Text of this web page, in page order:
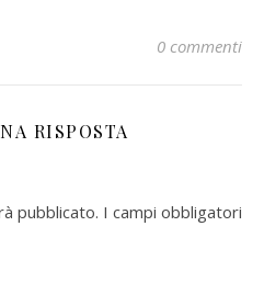
0 commenti
RISPOSTA
pubblicato. I campi obbligatori